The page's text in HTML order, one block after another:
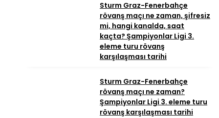
Sturm Graz-Fenerbahçe
rövanş maçı ne zaman, şifresiz
mi, hangi kanalda, saat
kaçta? Şampiyonlar Ligi 3.
eleme turu rövanş
karşılaşması tarihi
Sturm Graz-Fenerbahçe
rövanş maçı ne zaman?
Şampiyonlar Ligi 3. eleme turu
rövanş karşılaşması tarihi